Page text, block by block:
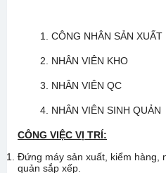
1. CÔNG NHÂN SẢN XUẤT
2. NHÂN VIÊN KHO
3. NHÂN VIÊN QC
4. NHÂN VIÊN SINH QUẢN
CÔNG VIỆC VỊ TRÍ:
Đứng máy sản xuất, kiểm hàng,
quản sắp xếp.